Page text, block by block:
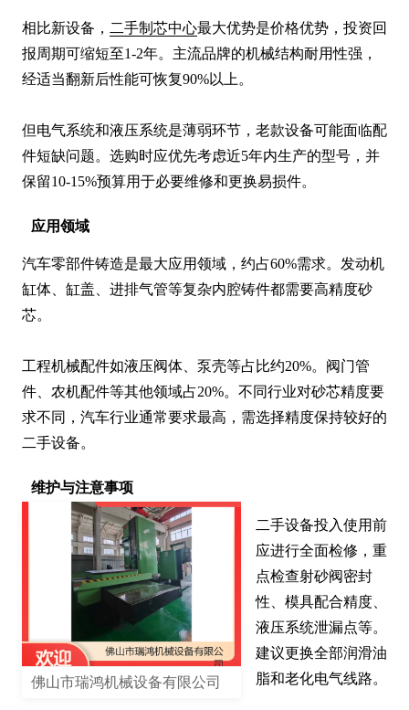
相比新设备， 二手制芯中心最大优势是价格优势，投资回
报周期可缩短至1-2年。主流品牌的机械结构耐用性强，
经适当翻新后性能可恢复90%以上。
但电气系统和液压系统是薄弱环节，老款设备可能面临配
件短缺问题。选购时应优先考虑近5年内生产的型号，并
保留10-15%预算用于必要维修和更换易损件。
应用领域
汽车零部件铸造是最大应用领域，约占60%需求。发动机
缸体、缸盖、进排气管等复杂内腔铸件都需要高精度砂
芯。
工程机械配件如液压阀体、泵壳等占比约20%。阀门管
件、农机配件等其他领域占20%。不同行业对砂芯精度要
求不同，汽车行业通常要求最高，需选择精度保持较好的
二手设备。
维护与注意事项
佛山市瑞鸿机械设备有限公司
二手设备投入使用前
应进行全面检修，重
点检查射砂阀密封
性、模具配合精度、
液压系统泄漏点等。
建议更换全部润滑油
脂和老化电气线路。